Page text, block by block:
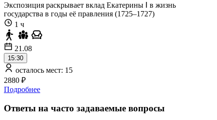
Экспозиция раскрывает вклад Екатерины Ⅰ в жизнь
государства в годы её правления (1725–1727)
1 ч
21.08
15:30
осталось мест: 15
2880 ₽
Подробнее
Ответы на часто задаваемые вопросы